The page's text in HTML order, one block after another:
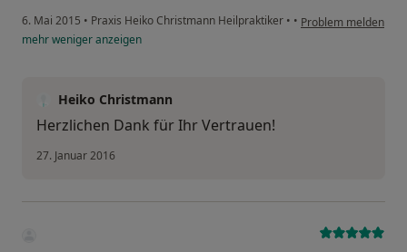
6. Mai 2015 • Praxis Heiko Christmann Heilpraktiker • • Problem melden
mehrwenigeranzeigen
Heiko Christmann
Herzlichen Dank für Ihr Vertrauen!
27. Januar 2016